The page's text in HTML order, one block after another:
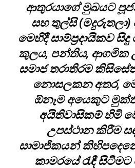
ආතුරයාගේ මුඛයට
සහ තුල්සි (මදුරුතලා)
මෙහිදී සාම්ප්‍රදායිකව
කුලය, පන්තිය, ආගමික
සමාජ තරාතිරම
නොසලකන අතර,
ඕනෑම අයෙකුට
අයිතිවාසිකම් හිමි
උපස්ථාන කිරීම
සාමාජිකයන්
කාමරයේ රැඳී